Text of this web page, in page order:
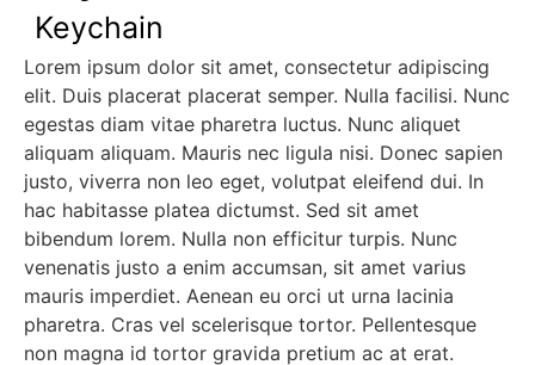
Keychain
Lorem ipsum dolor sit amet, consectetur adipiscing
elit. Duis placerat placerat semper. Nulla facilisi. Nunc
egestas diam vitae pharetra luctus. Nunc aliquet
aliquam aliquam. Mauris nec ligula nisi. Donec sapien
justo, viverra non leo eget, volutpat eleifend dui. In
hac habitasse platea dictumst. Sed sit amet
bibendum lorem. Nulla non efficitur turpis. Nunc
venenatis justo a enim accumsan, sit amet varius
mauris imperdiet. Aenean eu orci ut urna lacinia
pharetra. Cras vel scelerisque tortor. Pellentesque
non magna id tortor gravida pretium ac at erat.